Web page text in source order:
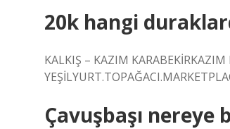
20k hangi
KALKIŞ – KAZIM KARABEKİRKAZIM
Çavuşbaşı nereye